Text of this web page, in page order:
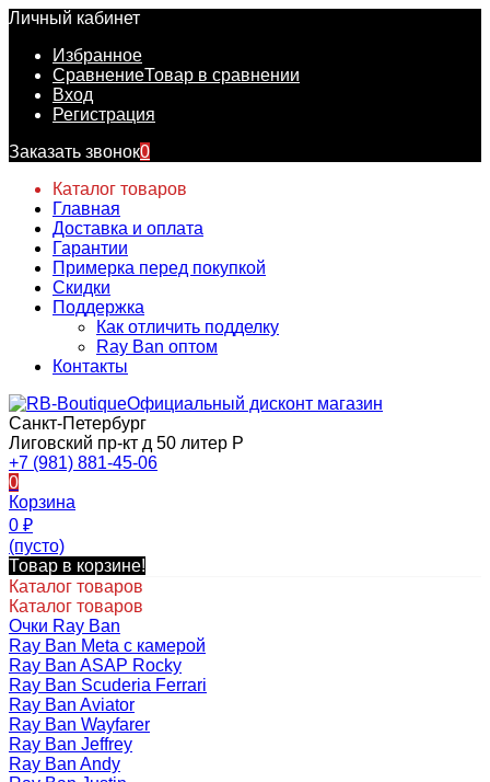
Личный кабинет
Избранное
СравнениеТовар в сравнении
Вход
Регистрация
Заказать звонок0
Каталог товаров
Главная
Доставка и оплата
Гарантии
Примерка перед покупкой
Скидки
Поддержка
Как отличить подделку
Ray Ban оптом
Контакты
Официальный дисконт магазин
Санкт-Петербург
Лиговский пр-кт д 50 литер Р
+7 (981) 881-45-06
0
Корзина
0 ₽
(пусто)
Товар в корзине!
Каталог товаров
Каталог товаров
Очки Ray Ban
Ray Ban Meta с камерой
Ray Ban ASAP Rocky
Ray Ban Scuderia Ferrari
Ray Ban Aviator
Ray Ban Wayfarer
Ray Ban Jeffrey
Ray Ban Andy